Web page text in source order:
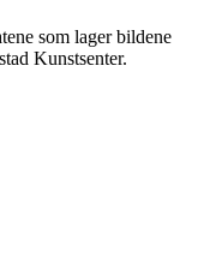
som lager bildene
Kunstsenter.